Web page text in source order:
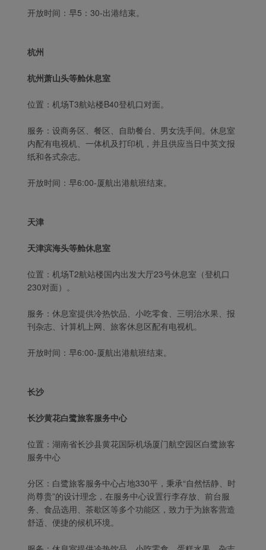
开放时间：早5：30-出港结束。
杭州
杭州萧山头等舱休息室
位置：机场T3航站楼B40登机口对面。
服务：设商务区、餐区、自助餐台、男女洗手间。休息室
内配有电视机、一体机及打印机，并且供应当日中英文报
纸和各式杂志。
开放时间：早6:00-厦航出港航班结束。
天津
天津滨海头等舱休息室
位置：机场T2航站楼国内出发大厅23号休息室（登机口
230对面）。
服务：休息室提供冷热饮品、小吃零食、三明治水果、报
刊杂志、计算机上网、旅客休息区配有电视机。
开放时间：早6:00-厦航出港航班结束。
长沙
长沙黄花白鹭旅客服务中心
位置：湖南省长沙县黄花国际机场厦门航空园区白鹭旅客
服务中心
分区：白鹭旅客服务中心占地330平，秉承“自然恬静、时
尚尊贵”的设计理念，在服务中心设置行李存放、前台服
务、食品选用、茶歇区等多个功能区，致力于为旅客营造
舒适、便捷的候机环境。